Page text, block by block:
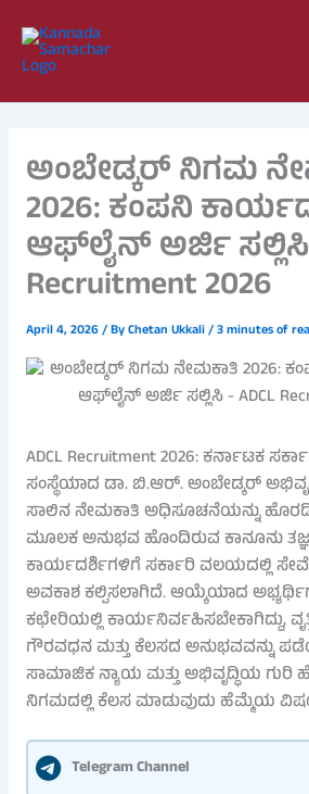
content
ಅಂಬೇಡ್ಕರ್ ನಿಗಮ
2026: ಕಂಪನಿ
ಆಫ್‌ಲೈನ್ ಅರ್ಜಿ ಸಲ್ಲಿಸಿ
Recruitment 2026
April 4, 2026/ ByChetan Ukkali/3 minutes of
ADCL Recruitment 2026: ಕರ್ನಾಟಕ
ಸಂಸ್ಥೆಯಾದ ಡಾ. ಬಿ.ಆರ್. ಅಂಬೇಡ್ಕರ್
ಸಾಲಿನ ನೇಮಕಾತಿ ಅಧಿಸೂಚನೆಯನ್ನು
ಮೂಲಕ ಅನುಭವ ಹೊಂದಿರುವ ಕಾನೂನು
ಕಾರ್ಯದರ್ಶಿಗಳಿಗೆ ಸರ್ಕಾರಿ ವಲಯದಲ್ಲಿ
ಅವಕಾಶ ಕಲ್ಪಿಸಲಾಗಿದೆ. ಆಯ್ಕೆಯಾದ
ಕಛೇರಿಯಲ್ಲಿ ಕಾರ್ಯನಿರ್ವಹಿಸಬೇಕಾಗಿದ್ದು,
ಗೌರವಧನ ಮತ್ತು ಕೆಲಸದ ಅನುಭವವನ್ನು
ಸಾಮಾಜಿಕ ನ್ಯಾಯ ಮತ್ತು ಅಭಿವೃದ್ಧಿಯ ಗುರಿ
ನಿಗಮದಲ್ಲಿ ಕೆಲಸ ಮಾಡುವುದು ಹೆಮ್ಮೆಯ
Telegram Channel